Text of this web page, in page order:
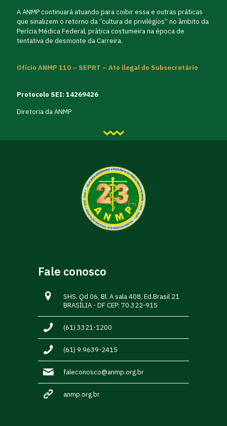
A ANMP continuará atuando para coibir essa e outras práticas
que sinalizem o retorno da “cultura de privilégios” no âmbito da
Perícia Médica Federal, prática costumeira na época de
tentativa de desmonte da Carreira.
Ofício ANMP 110 – SEPRT – Ato ilegal do Subsecretário
Protocolo SEI: 14269426
Diretoria da ANMP
Fale conosco
SHS. Qd 06, Bl. A sala 408, Ed.Brasil 21
BRASÍLIA - DF CEP: 70.322-915
(61) 3321-1200
(61) 9.9639-2415
faleconosco@anmp.org.br
anmp.org.br